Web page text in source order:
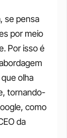
se pensa
por meio
Por isso é
olha
tornando-
como
da